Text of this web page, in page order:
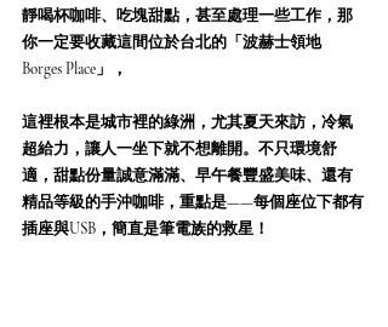
靜喝杯咖啡、吃塊甜點，甚至處理一些工作，那
你一定要收藏這間位於台北的「波赫士領地
Borges Place」，
這裡根本是城市裡的綠洲，尤其夏天來訪，冷氣
超給力，讓人一坐下就不想離開。不只環境舒
適，甜點份量誠意滿滿、早午餐豐盛美味、還有
精品等級的手沖咖啡，重點是——每個座位下都有
插座與USB，簡直是筆電族的救星！